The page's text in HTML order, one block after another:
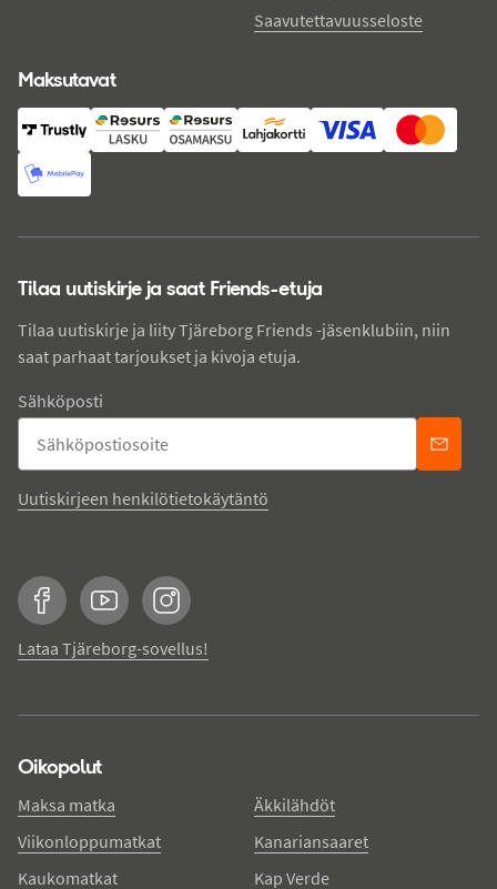
Saavutettavuusseloste
Maksutavat
Tilaa uutiskirje ja saat Friends-etuja
Tilaa uutiskirje ja liity Tjäreborg Friends -jäsenklubiin, niin
saat parhaat tarjoukset ja kivoja etuja.
Sähköposti
Uutiskirjeen henkilötietokäytäntö
FacebookYouTubeInstagram
Lataa Tjäreborg-sovellus!
Oikopolut
Maksa matka
Viikonloppumatkat
Kaukomatkat
Äkkilähdöt
Kanariansaaret
Kap Verde